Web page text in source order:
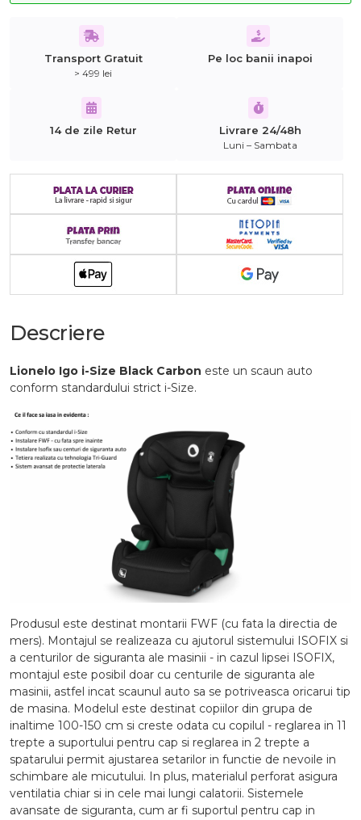
Transport Gratuit
> 499 lei
Pe loc banii inapoi
14 de zile Retur Livrare 24/48h
Luni – Sambata
Descriere
Lionelo Igo i-Size Black Carbon este un scaun auto
conform standardului strict i-Size.
Produsul este destinat montarii FWF (cu fata la directia de
mers). Montajul se realizeaza cu ajutorul sistemului ISOFIX si
a centurilor de siguranta ale masinii - in cazul lipsei ISOFIX,
montajul este posibil doar cu centurile de siguranta ale
masinii, astfel incat scaunul auto sa se potriveasca oricarui tip
de masina. Modelul este destinat copiilor din grupa de
inaltime 100-150 cm si creste odata cu copilul - reglarea in 11
trepte a suportului pentru cap si reglarea in 2 trepte a
spatarului permit ajustarea setarilor in functie de nevoile in
schimbare ale micutului. In plus, materialul perforat asigura
ventilatia chiar si in cele mai lungi calatorii. Sistemele
avansate de siguranta, cum ar fi suportul pentru cap in